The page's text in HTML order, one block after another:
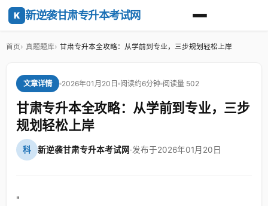
K 新逆袭甘肃专升本考试网
首页 真题题库 甘肃专升本全攻略：从学前到专业，三步规划轻松上岸
文章详情 2026年01月20日 阅读约6分钟 阅读量 502
甘肃专升本全攻略：从学前到专业，三步
规划轻松上岸
科 新逆袭甘肃专升本考试网·发布于2026年01月20日
"